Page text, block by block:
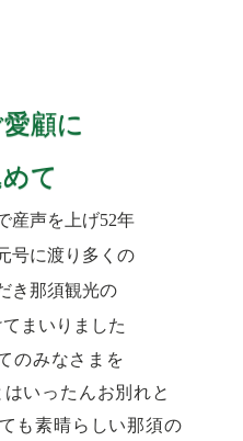
顧に
て
産声を上げ52年
号に渡り多くの
き那須観光の
まいりました
のみなさまを​
いったん​お別れと​
も​素晴らしい​那須の​